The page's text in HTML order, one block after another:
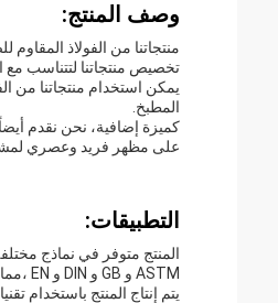
وصف المنتج:
منتجاتنا من الفولاذ المقاوم
تخصيص منتجاتنا لتتناسب مع
يمكن استخدام منتجاتنا من
المطبخ.
كميزة إضافية، نحن نقدم
على مظهر فريد وعصري
التطبيقات:
ASTM و GB و DIN و EN ،مما يجعله منتجا موثوقا ومتسقا.